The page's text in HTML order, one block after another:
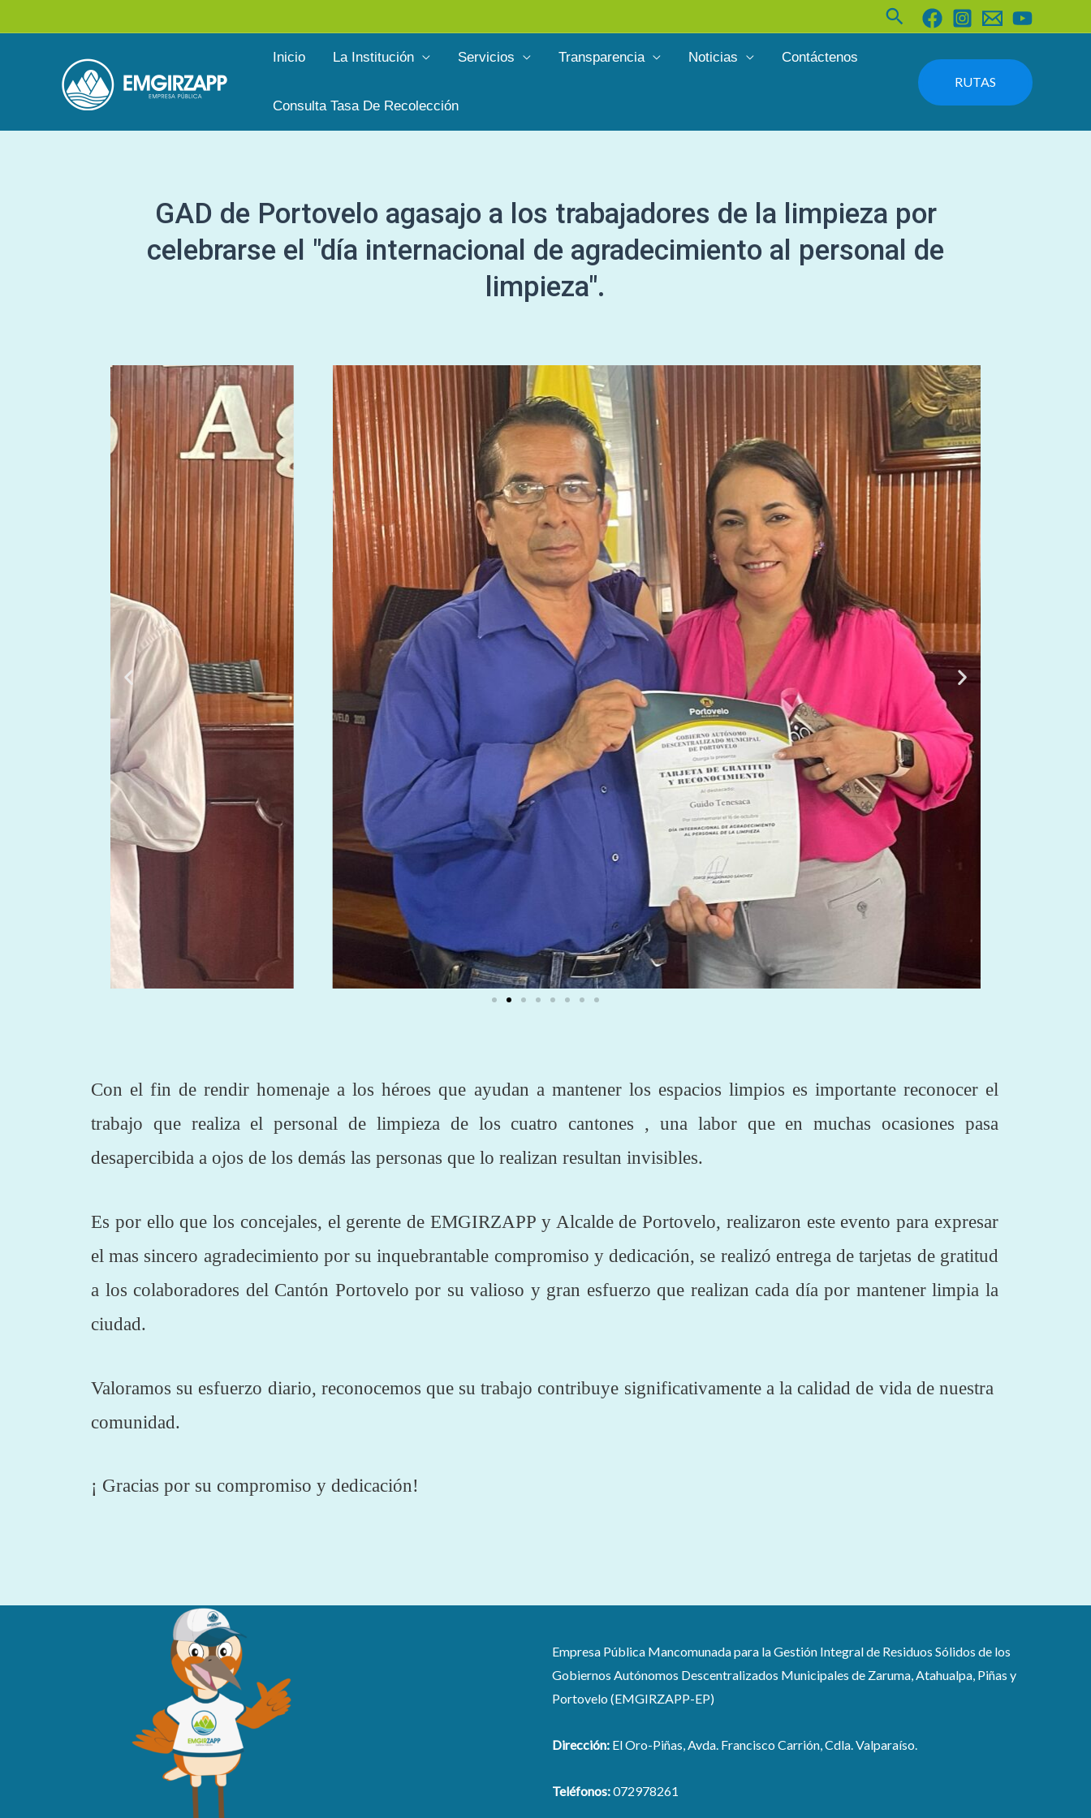
al
Buscar
Inicio La Institución Servicios Transparencia Noticias Contáctenos
Consulta Tasa De Recolección
RUTAS
GAD de Portovelo agasajo a los trabajadores de la limpieza por
celebrarse el "día internacional de agradecimiento al personal de
limpieza".
Con el fin de rendir homenaje a los héroes que ayudan a mantener los espacios limpios es importante reconocer el
trabajo que realiza el personal de limpieza de los cuatro cantones , una labor que en muchas ocasiones pasa
desapercibida a ojos de los demás las personas que lo realizan resultan invisibles.
Es por ello que los concejales, el gerente de EMGIRZAPP y Alcalde de Portovelo, realizaron este evento para expresar
el mas sincero agradecimiento por su inquebrantable compromiso y dedicación, se realizó entrega de tarjetas de gratitud
a los colaboradores del Cantón Portovelo por su valioso y gran esfuerzo que realizan cada día por mantener limpia la
ciudad.
Valoramos su esfuerzo diario, reconocemos que su trabajo contribuye significativamente a la calidad de vida de nuestra
comunidad.
¡ Gracias por su compromiso y dedicación!
Empresa Pública Mancomunada para la Gestión Integral de Residuos Sólidos de los
Gobiernos Autónomos Descentralizados Municipales de Zaruma, Atahualpa, Piñas y
Portovelo (EMGIRZAPP-EP)
Dirección: El Oro-Piñas, Avda. Francisco Carrión, Cdla. Valparaíso.
Teléfonos:072978261